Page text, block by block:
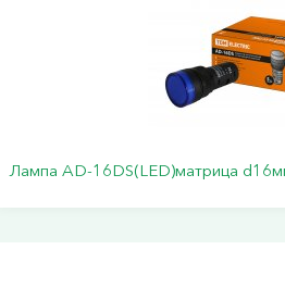
Лампа AD-16DS(LED)матрица